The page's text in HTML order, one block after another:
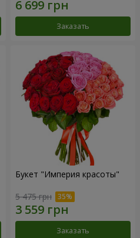
Заказать
Букет "Империя красоты"
5 475 грн
Заказать